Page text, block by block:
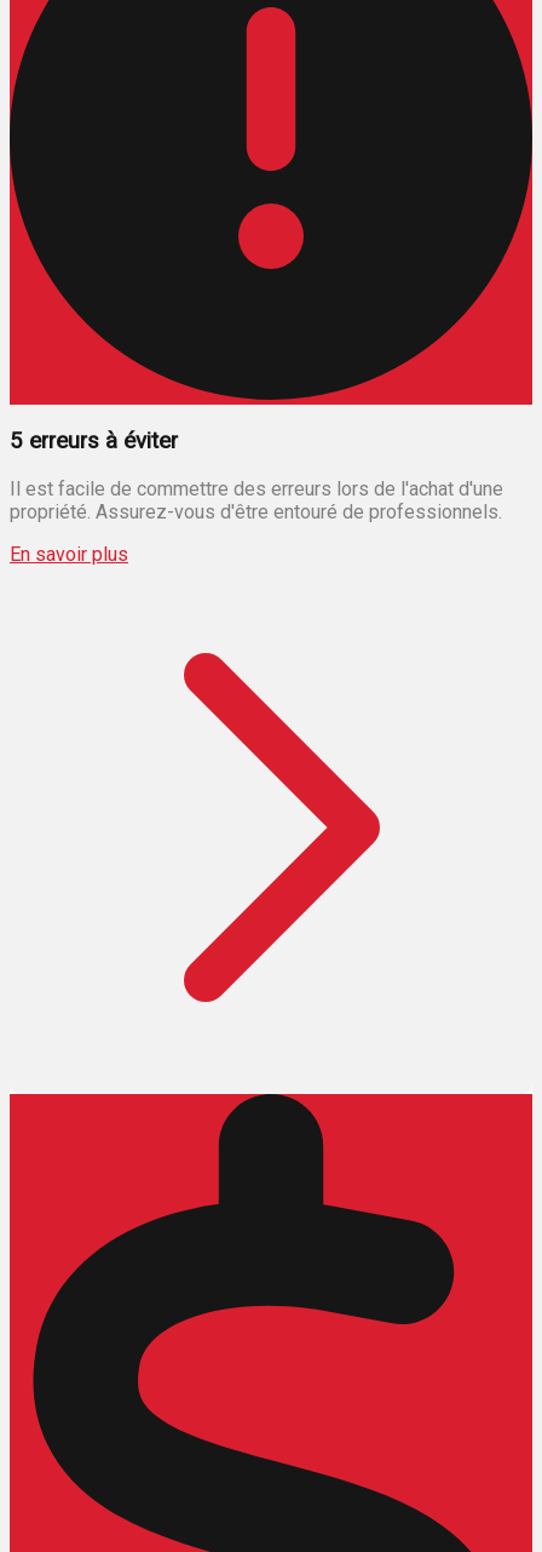
5 erreurs à éviter
Il est facile de commettre des erreurs lors de l'achat d'une
propriété. Assurez-vous d'être entouré de professionnels.
En savoir plus